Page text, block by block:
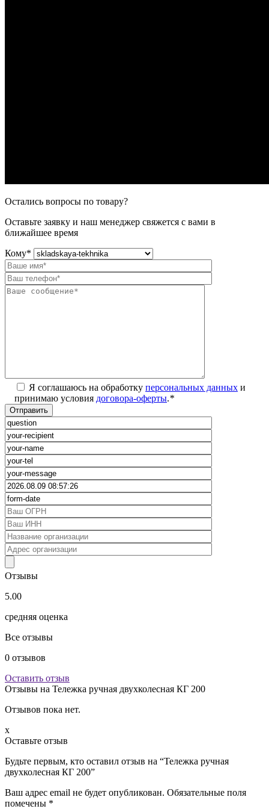
Остались вопросы по товару?
Оставьте заявку и наш менеджер свяжется с вами в
ближайшее время
Кому*
Я соглашаюсь на обработку персональных данных и
принимаю условия договора-оферты.*
Отзывы
5.00
средняя оценка
Все отзывы
0 отзывов
Оставить отзыв
Отзывы на Тележка ручная двухколесная КГ 200
Отзывов пока нет.
x
Оставьте отзыв
Будьте первым, кто оставил отзыв на “Тележка ручная
двухколесная КГ 200”
Ваш адрес email не будет опубликован. Обязательные поля
помечены *